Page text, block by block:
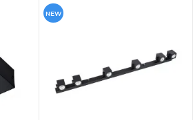
NEW